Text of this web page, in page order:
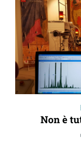
Non è